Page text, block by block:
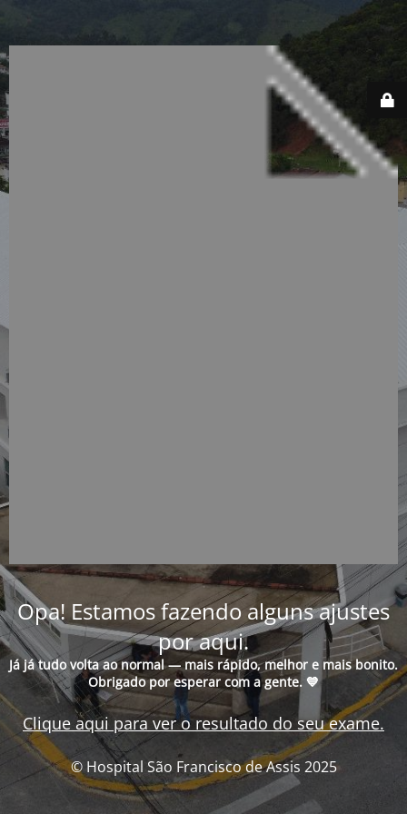
Opa! Estamos fazendo alguns ajustes
por aqui.
Já já tudo volta ao normal — mais rápido, melhor e mais bonito.
Obrigado por esperar com a gente. 💙
Clique aqui para ver o resultado do seu exame.
© Hospital São Francisco de Assis 2025